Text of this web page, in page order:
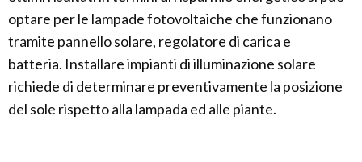
optare per le lampade fotovoltaiche che funzionano
tramite pannello solare, regolatore di carica e
batteria. Installare impianti di illuminazione solare
richiede di determinare preventivamente la posizione
del sole rispetto alla lampada ed alle piante.